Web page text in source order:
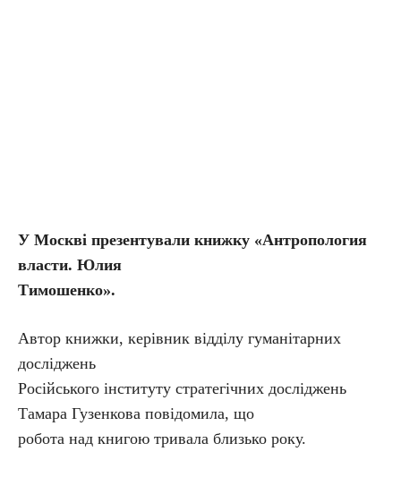
У Москві презентували книжку «Антропология
власти. Юлия
Тимошенко».
Автор книжки, керівник відділу гуманітарних
досліджень
Російського інституту стратегічних досліджень
Тамара Гузенкова повідомила, що
робота над книгою тривала близько року.